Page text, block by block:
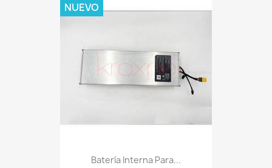
Batería Interna Para...
NUEVO